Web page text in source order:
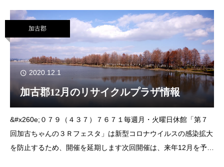
口８００&#x260e;０７９（４２１
加古郡
2020.12.1
加古郡12月のリサイクルプラザ情報
&#x260e;０７９（４３７）７６７１毎週月・火曜日休館「第７
回加古ちゃんの３Ｒフェスタ」は新型コロナウイルスの感染拡大
を防止するため、開催を延期します次回開催は、来年12月を予定